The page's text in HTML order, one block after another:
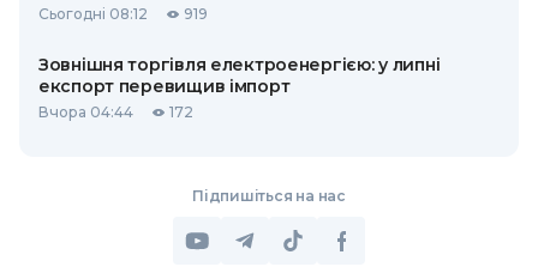
Сьогодні 08:12 919
Зовнішня торгівля електроенергією: у липні
експорт перевищив імпорт
Вчора 04:44 172
Підпишіться на нас